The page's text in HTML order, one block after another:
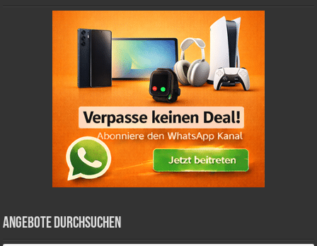
Angebote durchsuchen